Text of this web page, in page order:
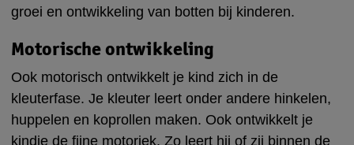
groei en ontwikkeling van botten bij kinderen.
Motorische ontwikkeling
Ook motorisch ontwikkelt je kind zich in de
kleuterfase. Je kleuter leert onder andere hinkelen,
huppelen en koprollen maken. Ook ontwikkelt je
kindje de fijne motoriek. Zo leert hij of zij binnen de